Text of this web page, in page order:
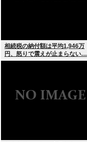
相続税の納付額は平均1,946万
円、怒りで震えが止まらない…